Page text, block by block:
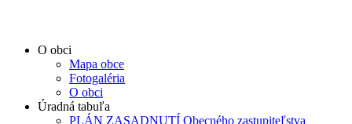
O obci
Mapa obce
Fotogaléria
O obci
Úradná tabuľa
PLÁN ZASADNUTÍ Obecného zastupiteľstva